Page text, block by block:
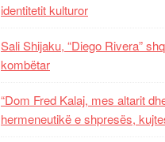
identitetit kulturor
Sali Shijaku, “Diego Rivera”
kombëtar
“Dom Fred Kalaj, mes altarit
hermeneutikë e shpresës,